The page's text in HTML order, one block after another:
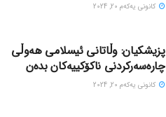
كانونی یه‌كه‌م 20, 2024
پزیشکیان: وڵاتانی ئیسلامی هەوڵی
چارەسەرکردنی ناکۆکییەکان بدەن
كانونی یه‌كه‌م 20, 2024